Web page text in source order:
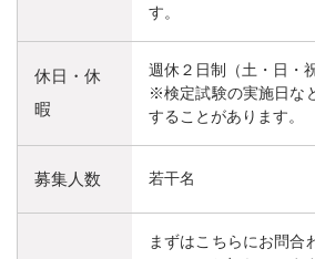
す。
休日・休
暇
週休２日制（土・日・
※検定試験の実施日な
することがあります。
募集人数 若干名
まずはこちらにお問合